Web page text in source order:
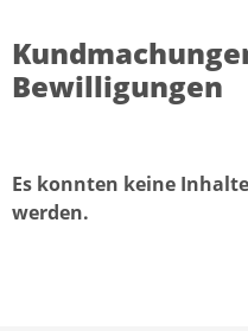
Bewilligungen
Es konnten keine
werden.